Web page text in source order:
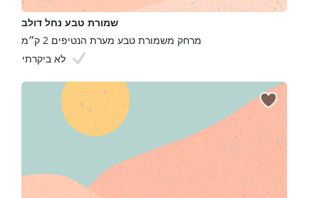
שמורת טבע נחל דולב
מרחק משמורת טבע מערת הנטיפים 2 ק״מ
לא ביקרתי